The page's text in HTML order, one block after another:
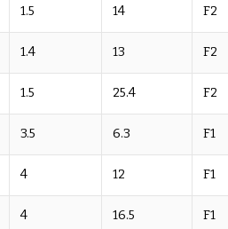
1.5 14 F2
1.4 13 F2
1.5 25.4 F2
3.5 6.3 F1
4 12 F1
4 16.5 F1